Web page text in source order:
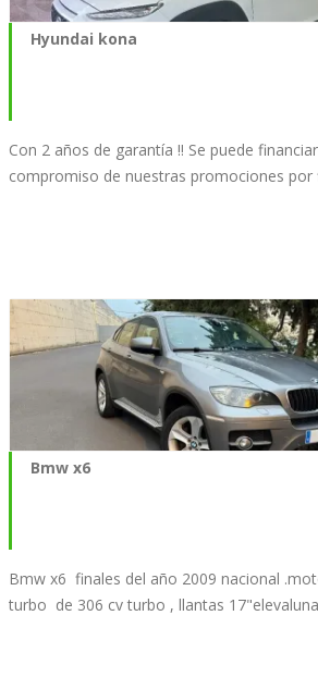
Hyundai kona
Con 2 años de garantía !! Se puede
compromiso de nuestras promociones por
Bmw x6
Bmw x6 finales del año 2009 nacional
turbo de 306 cv turbo , llantas